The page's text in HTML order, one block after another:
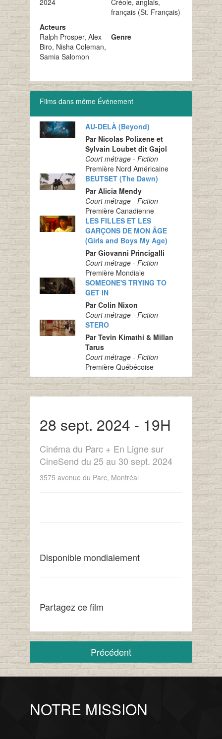
Acteurs
Ralph Prosper, Alex
Biro, Nisha Coleman,
Samia Salomon
français (St. Français)
Genre
Films dans même Événement
AU-DELÀ (Beyond)
Par Nicolas Polixene et
Sylvain Loubet dit Gajol
Court métrage - Fiction
Première Nord Américaine
BEUTSET (The Dawn)
Par Alicia Mendy
Court métrage - Fiction
Première Canadienne
LES FILLES ET LES
GARÇONS DE MON ÂGE
(Girls and Boys My Age)
Par Giovanni Princigalli
Court métrage - Fiction
Première Mondiale
SOMEONE'S TRYING TO
GET IN
Par Colin Nixon
Court métrage - Fiction
STERO
Par Tevin Kimathi & Millan
Tarus
Court métrage - Fiction
Première Québécoise
28 sept. 2024 - 19H
Cinéma du Parc + En Ligne sur
CineSend du 25 au 30 sept. 2024
3575 avenue du Parc, Montréal
Disponible mondialement
Partagez ce film
Précédent
NOTRE MISSION